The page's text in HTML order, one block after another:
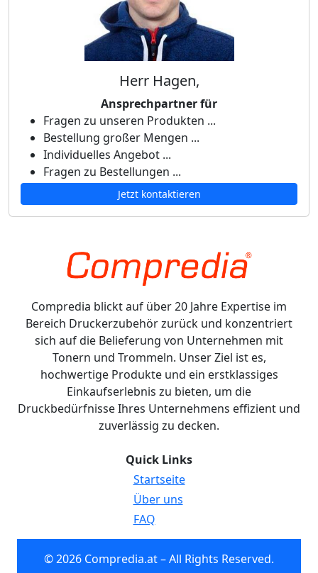
Herr Hagen,
Ansprechpartner für
Fragen zu unseren Produkten ...
Bestellung großer Mengen ...
Individuelles Angebot ...
Fragen zu Bestellungen ...
Jetzt kontaktieren
Compredia blickt auf über 20 Jahre Expertise im
Bereich Druckerzubehör zurück und konzentriert
sich auf die Belieferung von Unternehmen mit
Tonern und Trommeln. Unser Ziel ist es,
hochwertige Produkte und ein erstklassiges
Einkaufserlebnis zu bieten, um die
Druckbedürfnisse Ihres Unternehmens effizient und
zuverlässig zu decken.
Quick Links
Startseite
Über uns
FAQ
© 2026 Compredia.at – All Rights Reserved.